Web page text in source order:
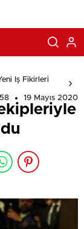
Iş Fikirleri
19 Mayıs 2020